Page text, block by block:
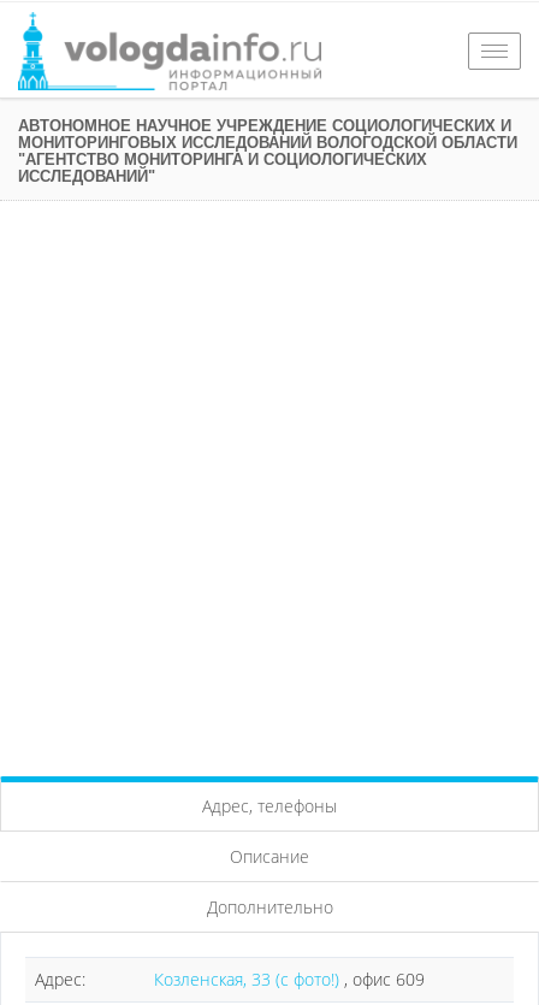
АВТОНОМНОЕ НАУЧНОЕ УЧРЕЖДЕНИЕ СОЦИОЛОГИЧЕСКИХ И
МОНИТОРИНГОВЫХ ИССЛЕДОВАНИЙ ВОЛОГОДСКОЙ ОБЛАСТИ
"АГЕНТСТВО МОНИТОРИНГА И СОЦИОЛОГИЧЕСКИХ
ИССЛЕДОВАНИЙ"
Адрес, телефоны
Описание
Дополнительно
Адрес: Козленская, 33 (с фото!) , офис 609